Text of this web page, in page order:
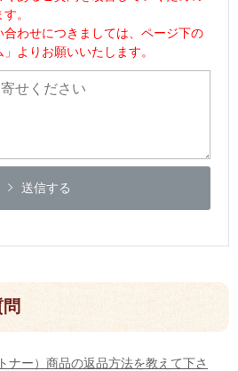
。
わせにつきましては、ページ下の
よりお願いいたします。
送信する
ナー）商品の返品方法を教えて下さ